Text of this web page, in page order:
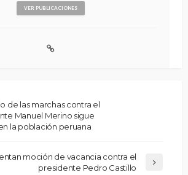
VER PUBLICACIONES
de las marchas contra el
Manuel Merino sigue
la población peruana
moción de vacancia contra el
presidente Pedro Castillo